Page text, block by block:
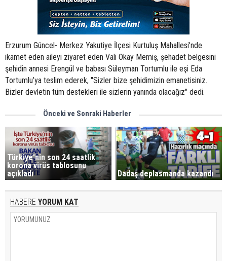
Erzurum Güncel- Merkez Yakutiye İlçesi Kurtuluş Mahallesi'nde
ikamet eden aileyi ziyaret eden Vali Okay Memiş, şehadet belgesini
şehidin annesi Erengül ve babası Süleyman Tortumlu ile eşi Eda
Tortumlu’ya teslim ederek, "Sizler bize şehidimizin emanetisiniz.
Bizler devletin tüm destekleri ile sizlerin yanında olacağız" dedi.
Önceki ve Sonraki Haberler
Türkiye'nin son 24 saatlik
korona virüs tablosunu
açıkladı
Dadaş deplasmanda kazandı
HABERE YORUM KAT